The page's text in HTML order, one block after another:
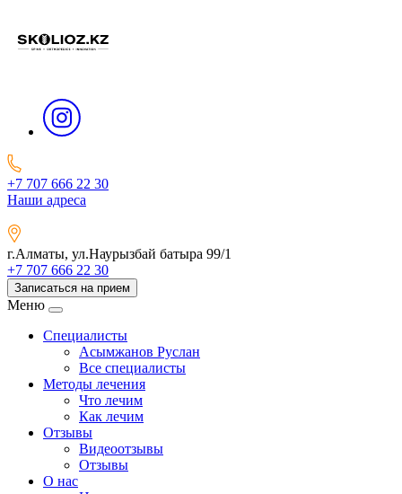
+7 707 666 22 30
Наши адреса
г.Алматы, ул.Наурызбай батыра 99/1
+7 707 666 22 30
Записаться на прием
Меню
Специалисты
Асымжанов Руслан
Все специалисты
Методы лечения
Что лечим
Как лечим
Отзывы
Видеоотзывы
Отзывы
О нас